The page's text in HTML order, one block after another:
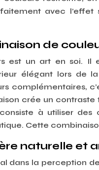
avec l’effet
de
est un art en soi. Il
élégant lors de
complémentaires,
crée un
à utiliser des
Cette
naturelle et
dans la perception